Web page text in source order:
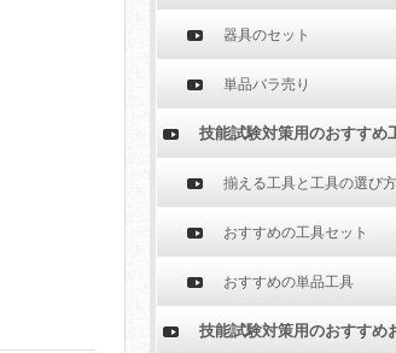
器具のセット
単品バラ売り
技能試験対策用のおすすめ
揃える工具と工具の選び方
おすすめの工具セット
おすすめの単品工具
技能試験対策用のおすすめ